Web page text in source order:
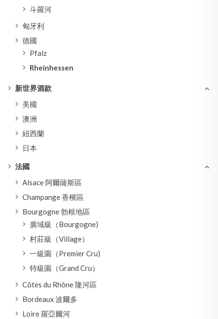
斗羅河
匈牙利
德國
Pfalz
Rheinhessen
新世界酒款
美國
澳洲
紐西蘭
日本
法國
Alsace 阿爾薩斯區
Champange 香檳區
Bourgogne 勃根地區
廣域級（Bourgogne)
村莊級（Village）
一級園（Premier Cru)
特級園（Grand Cru）
Côtes du Rhône 隆河區
Bordeaux 波爾多
Loire 羅亞爾河